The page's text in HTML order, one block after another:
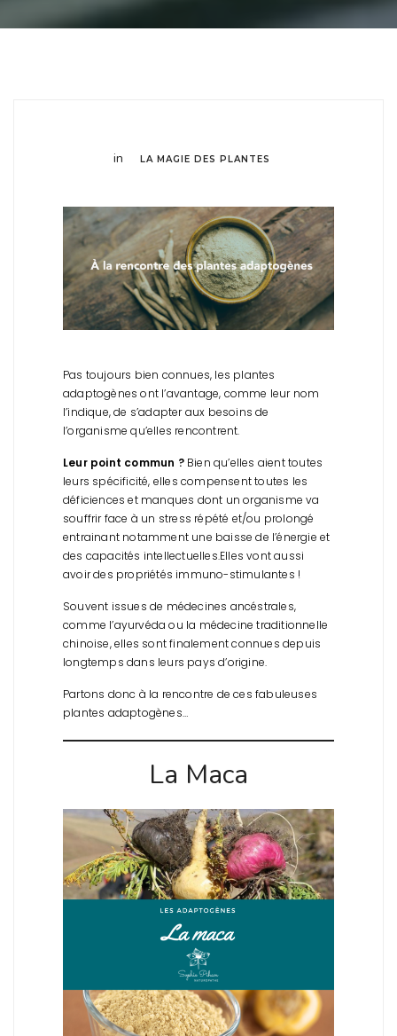
in LA MAGIE DES PLANTES
Pas toujours bien connues, les plantes
adaptogènes ont l’avantage, comme leur nom
l’indique, de s’adapter aux besoins de
l’organisme qu’elles rencontrent.
Leur point commun ? Bien qu’elles aient toutes
leurs spécificité, elles compensent toutes les
déficiences et manques dont un organisme va
souffrir face à un stress répété et/ou prolongé
entrainant notamment une baisse de l’énergie et
des capacités intellectuelles.Elles vont aussi
avoir des propriétés immuno-stimulantes !
Souvent issues de médecines ancéstrales,
comme l’ayurvéda ou la médecine traditionnelle
chinoise, elles sont finalement connues depuis
longtemps dans leurs pays d’origine.
Partons donc à la rencontre de ces fabuleuses
plantes adaptogènes…
La Maca